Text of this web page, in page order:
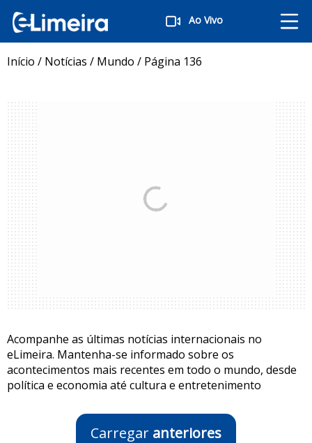
Ao Vivo
Início / Notícias / Mundo / Página 136
Acompanhe as últimas notícias internacionais no
eLimeira. Mantenha-se informado sobre os
acontecimentos mais recentes em todo o mundo, desde
política e economia até cultura e entretenimento
Carregar anteriores